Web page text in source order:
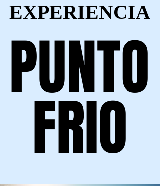
EXPERIENCIA
EXPERIENCIA
PUNTO
FRIO
PUNTO
FRIO